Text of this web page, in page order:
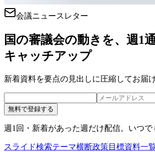
会議ニュースレター
国の審議会の動きを、週1
キャッチアップ
新着資料を要点の見出しに圧縮してお届け
無料で登録する
週1回・新着があった週だけ配信。いつで
スライド検索テーマ横断政策目標資料一